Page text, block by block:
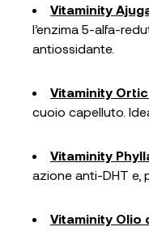
Vitaminity
l’enzima 5-alfa-
antiossidante.
Vitaminity
cuoio capelluto.
Vitaminity
azione anti-DHT e,
Vitaminity Olio